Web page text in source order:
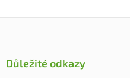
Zápatí
Důležité odkazy